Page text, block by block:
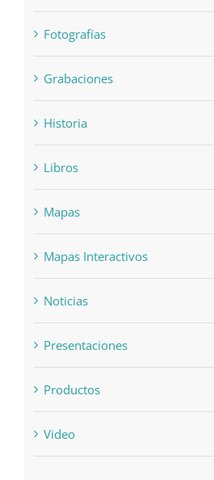
Fotografías
Grabaciones
Historia
Libros
Mapas
Mapas Interactivos
Noticias
Presentaciones
Productos
Video